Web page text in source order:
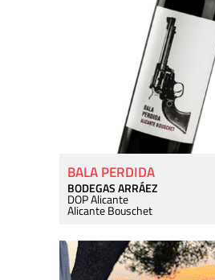
BALA PERDIDA
BODEGAS ARRÁEZ
DOP Alicante
Alicante Bouschet